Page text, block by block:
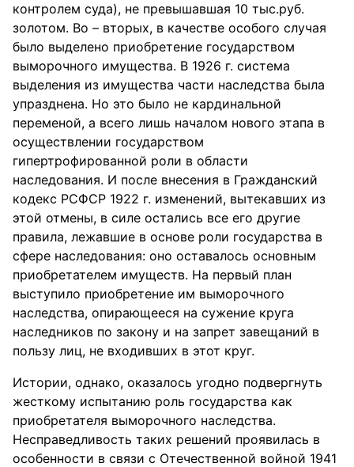
контролем суда), не превышавшая 10 тыс.руб.
золотом. Во – вторых, в качестве особого случая
было выделено приобретение государством
выморочного имущества. В 1926 г. система
выделения из имущества части наследства была
упразднена. Но это было не кардинальной
переменой, а всего лишь началом нового этапа в
осуществлении государством
гипертрофированной роли в области
наследования. И после внесения в Гражданский
кодекс РСФСР 1922 г. изменений, вытекавших из
этой отмены, в силе остались все его другие
правила, лежавшие в основе роли государства в
сфере наследования: оно оставалось основным
приобретателем имуществ. На первый план
выступило приобретение им выморочного
наследства, опирающееся на сужение круга
наследников по закону и на запрет завещаний в
пользу лиц, не входивших в этот круг.
Истории, однако, оказалось угодно подвергнуть
жесткому испытанию роль государства как
приобретателя выморочного наследства.
Несправедливость таких решений проявилась в
особенности в связи с Отечественной войной 1941